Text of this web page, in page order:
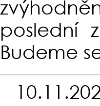
poslední
Budeme